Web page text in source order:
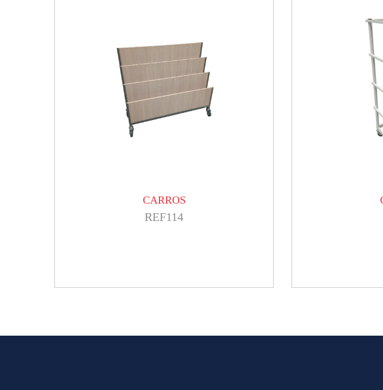
CARROS
REF114